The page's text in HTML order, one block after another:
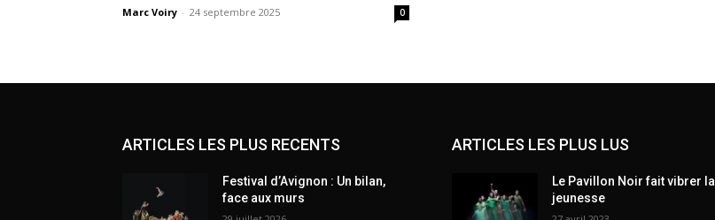
Marc Voiry - 24 septembre 2025 0
ARTICLES LES PLUS RECENTS
Festival d’Avignon : Un bilan,
face aux murs
ARTICLES LES PLUS LUS
Le Pavillon Noir fait vibrer la
jeunesse